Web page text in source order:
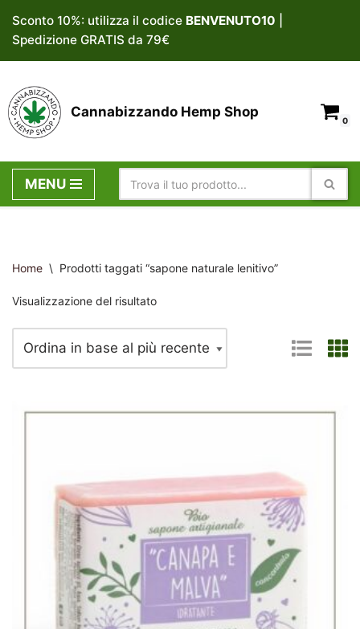
Vai
al
contenuto
Sconto 10%: utilizza il codice BENVENUTO10
Spedizione GRATIS da 79€
Cannabizzando Hemp Shop
0
MENU
Home \ Prodotti taggati “sapone naturale lenitivo”
Visualizzazione del risultato